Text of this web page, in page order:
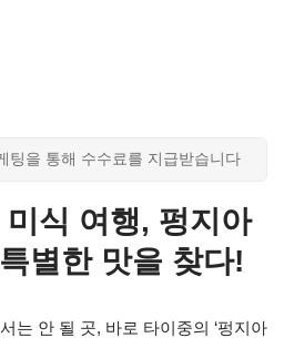
팅을 통해 수수료를 지급받습니다
식 여행, 펑지아
별한 맛을 찾다!
는 안 될 곳, 바로 타이중의 ‘펑지아